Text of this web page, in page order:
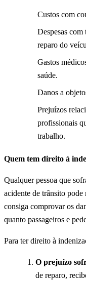
Custos com
Despesas
reparo do
Gastos
saúde.
Danos a
Prejuízos
profissionais
trabalho.
Quem tem direito à
Qualquer pessoa que
acidente de trânsito
consiga comprovar os
quanto passageiros e
Para ter direito à
O prejuízo
de reparo,